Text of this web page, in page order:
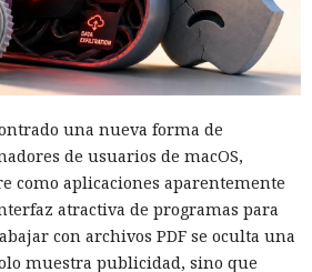
una nueva forma de
de usuarios de macOS,
como aplicaciones aparentemente
atractiva de programas para
con archivos PDF se oculta una
muestra publicidad, sino que